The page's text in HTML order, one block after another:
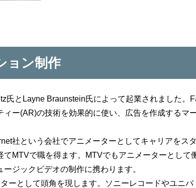
ョン制作
氏とLayne Braunstein氏によって起業されました。
ー(AR)の技術を効果的に使い、広告を作成するマ
社という会社でアニメーターとしてキャリアをスタ
MTVで職を得ます。MTVでもアニメーターとして
ジックビデオの制作に携わります。
ーとして頭角を現します。ソニーレコードやユニバ